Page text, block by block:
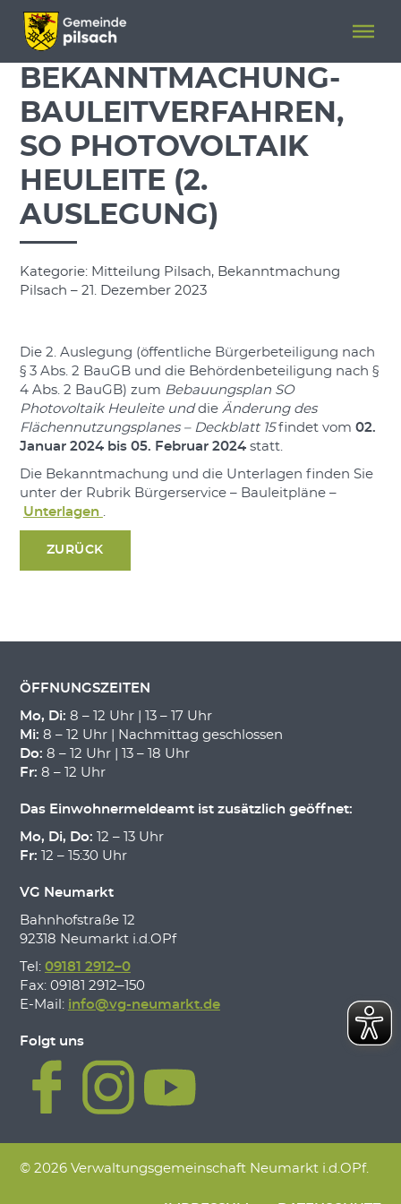
Menü überspringen
Menü überspringen
BEKANNTMACHUNG-
BAULEITVERFAHREN,
SO PHOTOVOLTAIK
HEULEITE (2.
AUSLEGUNG)
Kategorie: Mitteilung Pilsach, Bekanntmachung
Pilsach – 21. Dezember 2023
Die 2. Auslegung (öffentliche Bürgerbeteiligung nach
§ 3 Abs. 2 BauGB und die Behördenbeteiligung nach §
4 Abs. 2 BauGB) zum Bebauungsplan SO
Photovoltaik Heuleite unddieÄnderung des
Flächennutzungsplanes – Deckblatt 15findet vom 02.
Januar 2024 bis 05. Februar 2024statt.
Die Bekanntmachung und die Unterlagen finden Sie
unter der Rubrik Bürgerservice – Bauleitpläne –
Unterlagen .
ZURÜCK
ÖFFNUNGSZEITEN
Mo, Di: 8 – 12 Uhr | 13 – 17 Uhr
Mi: 8 – 12 Uhr | Nachmittag geschlossen
Do: 8 – 12 Uhr | 13 – 18 Uhr
Fr: 8 – 12 Uhr
Das Einwohnermeldeamt ist zusätzlich geöffnet:
Mo, Di, Do: 12 – 13 Uhr
Fr: 12 – 15:30 Uhr
VG Neumarkt
Bahnhofstraße 12
92318 Neumarkt i.d.OPf
Tel: 09181 2912–0
Fax: 09181 2912–150
E-Mail: info@vg-neumarkt.de
Folgt uns
© 2026 Verwaltungsgemeinschaft Neumarkt i.d.OPf.